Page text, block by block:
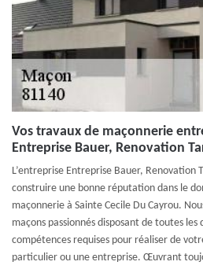
Vos travaux de maçonnerie
Entreprise Bauer, Renovation
L’entreprise Entreprise Bauer, Renovation
construire une bonne réputation dans le
maçonnerie à Sainte Cecile Du Cayrou.
maçons passionnés disposant de toutes
compétences requises pour réaliser de
particulier ou une entreprise. Œuvrant